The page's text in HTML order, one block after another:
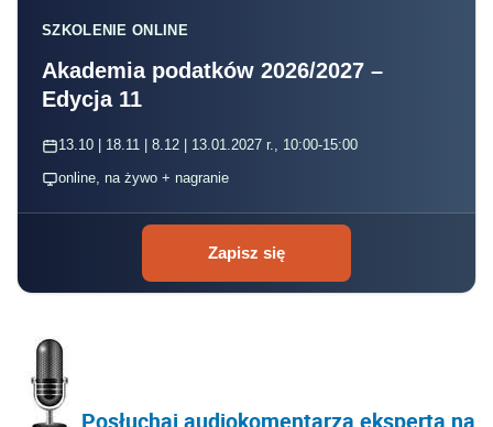
SZKOLENIE ONLINE
Akademia podatków 2026/2027 –
Edycja 11
13.10 | 18.11 | 8.12 | 13.01.2027 r., 10:00-15:00
online, na żywo + nagranie
Zapisz się